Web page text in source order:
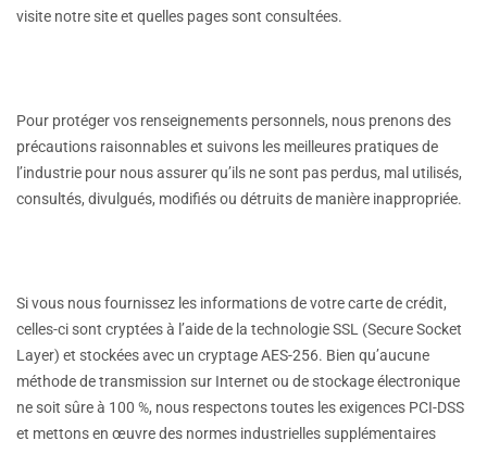
visite notre site et quelles pages sont consultées.
Pour protéger vos renseignements personnels, nous prenons des
précautions raisonnables et suivons les meilleures pratiques de
l’industrie pour nous assurer qu’ils ne sont pas perdus, mal utilisés,
consultés, divulgués, modifiés ou détruits de manière inappropriée.
Si vous nous fournissez les informations de votre carte de crédit,
celles-ci sont cryptées à l’aide de la technologie SSL (Secure Socket
Layer) et stockées avec un cryptage AES-256. Bien qu’aucune
méthode de transmission sur Internet ou de stockage électronique
ne soit sûre à 100 %, nous respectons toutes les exigences PCI-DSS
et mettons en œuvre des normes industrielles supplémentaires